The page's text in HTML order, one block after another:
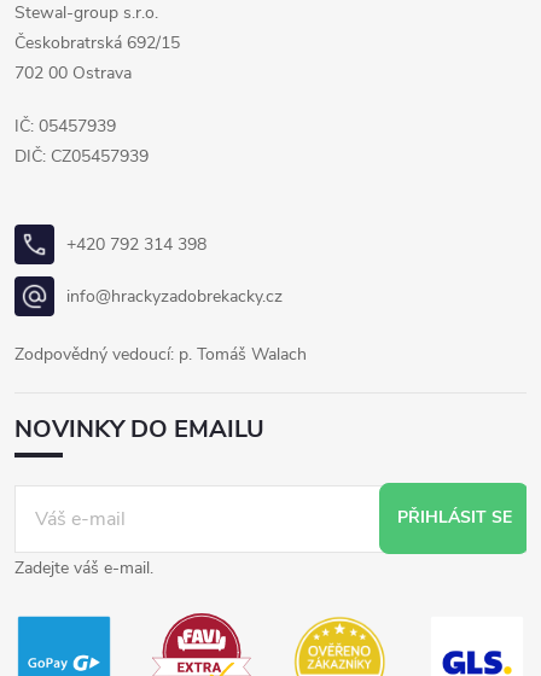
Stewal-group s.r.o.
Českobratrská 692/15
702 00 Ostrava
IČ: 05457939
DIČ: CZ05457939
+420 792 314 398
info@hrackyzadobrekacky.cz
Zodpovědný vedoucí: p. Tomáš Walach
NOVINKY DO EMAILU
PŘIHLÁSIT SE
Zadejte váš e-mail.